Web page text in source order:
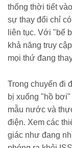
thống thời tiết
sự thay đổi chỉ
liên tục. Với "bể
khả năng truy
mọi thứ đang
Trong chuyến đi
bị xuống "hồ
mẫu nước và
điện. Xem các
giác như đang